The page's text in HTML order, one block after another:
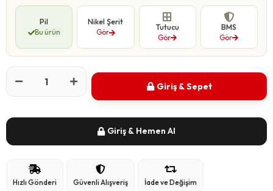
Pil
Bu ürün
Nikel Şerit
Gör
Tutucu
Gör
BMS
Gör
Giriş & Sepet
Giriş & Hemen Al
Hızlı Gönderi Güvenli Alışveriş İade ve Değişim